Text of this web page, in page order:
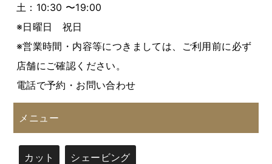
土：10:30 〜19:00
※日曜日 祝日
※営業時間・内容等につきましては、ご利用前に必ず
店舗にご確認ください。
電話で予約・お問い合わせ
メニュー
カット シェービング